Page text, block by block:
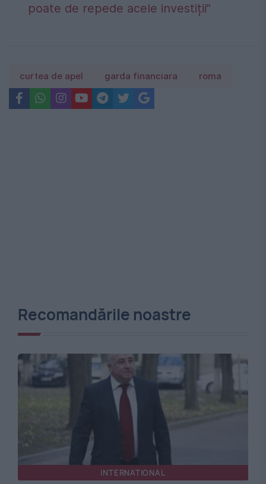
poate de repede acele investiții”
curtea de apel garda financiara roma
Recomandările noastre
INTERNATIONAL